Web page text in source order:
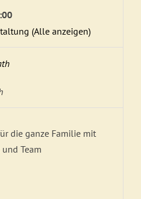
(Alle anzeigen)
die ganze Familie mit
Team